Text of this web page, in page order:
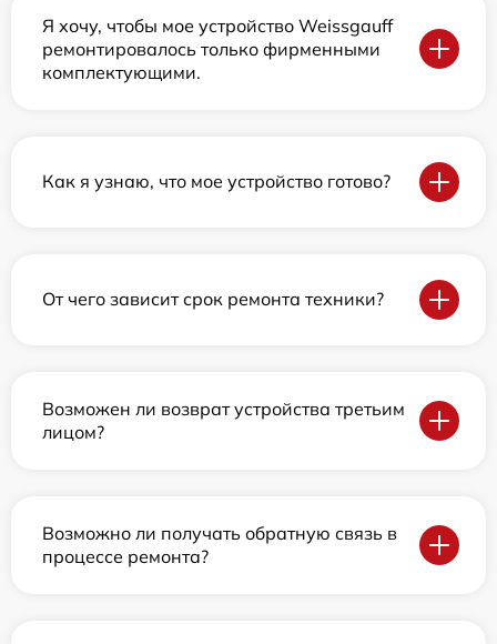
Я хочу, чтобы мое устройство Weissgauff
ремонтировалось только фирменными
комплектующими.
Как я узнаю, что мое устройство готово?
От чего зависит срок ремонта техники?
Возможен ли возврат устройства третьим
лицом?
Возможно ли получать обратную связь в
процессе ремонта?